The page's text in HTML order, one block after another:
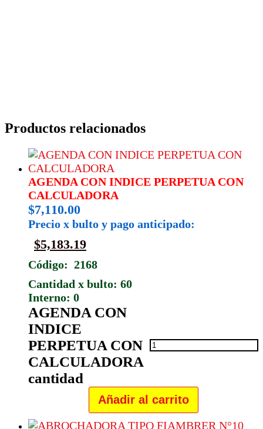
Productos relacionados
AGENDA CON INDICE PERPETUA CON
CALCULADORA
$7,110.00
Precio x bulto y pago anticipado:
$5,183.19
Código: 2168
Cantidad x bulto: 60
Interno: 0
AGENDA CON
INDICE
PERPETUA CON
CALCULADORA
cantidad
Añadir al carrito